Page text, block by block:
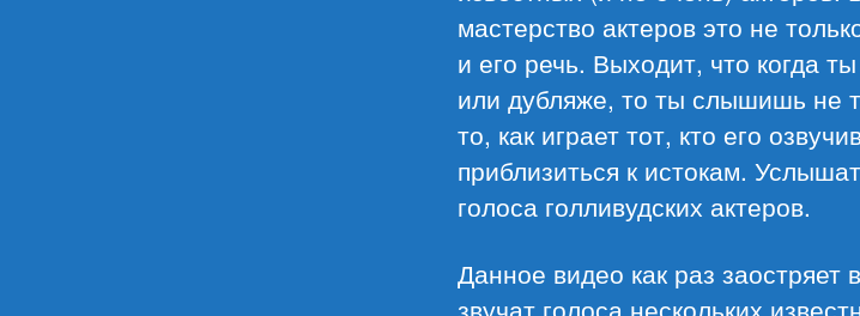
мастерство актеров это не
и его речь. Выходит, что когда
или дубляже, то ты слышишь не
то, как играет тот, кто его
приблизиться к истокам.
голоса голливудских актеров.
Данное видео как раз заостряет